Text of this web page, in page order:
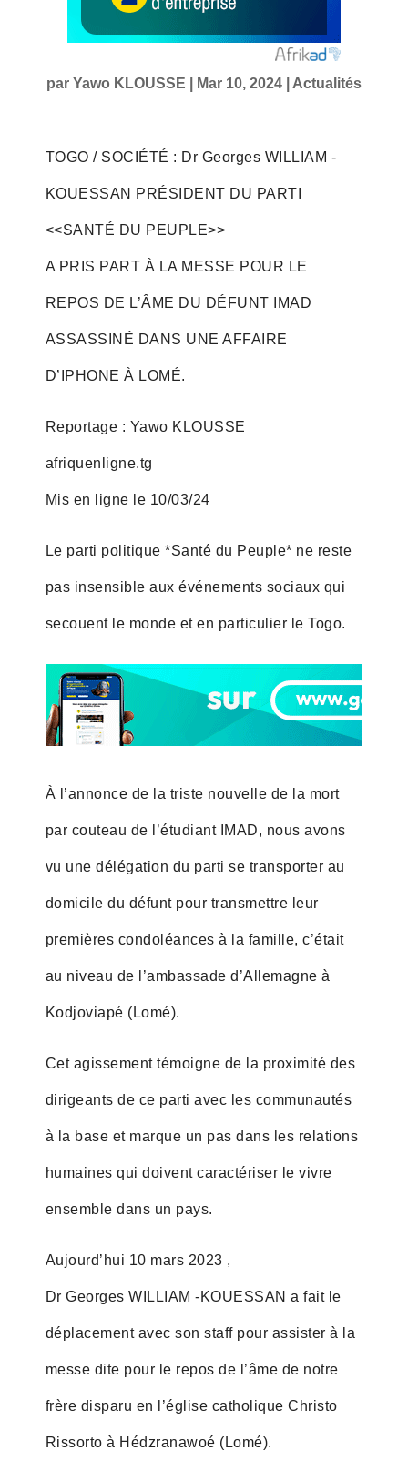
par Yawo KLOUSSE Mar 10, 2024| Actualités
TOGO / SOCIÉTÉ : Dr Georges WILLIAM -
KOUESSAN PRÉSIDENT DU PARTI
<<SANTÉ DU PEUPLE>>
A PRIS PART À LA MESSE POUR LE
REPOS DE L’ÂME DU DÉFUNT IMAD
ASSASSINÉ DANS UNE AFFAIRE
D’IPHONE À LOMÉ.
Reportage : Yawo KLOUSSE
afriquenligne.tg
Mis en ligne le 10/03/24
Le parti politique *Santé du Peuple* ne reste
pas insensible aux événements sociaux qui
secouent le monde et en particulier le Togo.
À l’annonce de la triste nouvelle de la mort
par couteau de l’étudiant IMAD, nous avons
vu une délégation du parti se transporter au
domicile du défunt pour transmettre leur
premières condoléances à la famille, c’était
au niveau de l’ambassade d’Allemagne à
Kodjoviapé (Lomé).
Cet agissement témoigne de la proximité des
dirigeants de ce parti avec les communautés
à la base et marque un pas dans les relations
humaines qui doivent caractériser le vivre
ensemble dans un pays.
Aujourd’hui 10 mars 2023 ,
Dr Georges WILLIAM -KOUESSAN a fait le
déplacement avec son staff pour assister à la
messe dite pour le repos de l’âme de notre
frère disparu en l’église catholique Christo
Rissorto à Hédzranawoé (Lomé).